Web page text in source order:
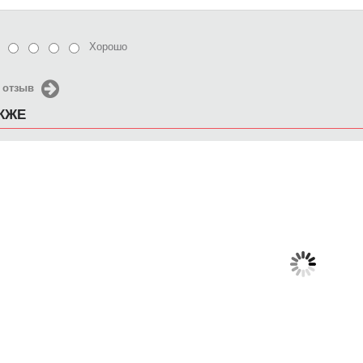
Хорошо
отзыв